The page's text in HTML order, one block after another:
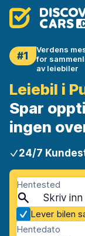
#1
Verdens
for
av leiebiler
Leiebil i
Spar
ingen
24/7
Hentested
Lever bilen
Hentedato